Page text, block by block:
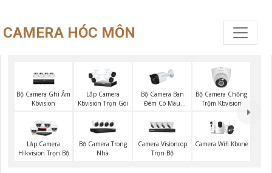
CAMERA HÓC MÔN
Bộ Camera Ghi Âm
Kbvision
Lắp Camera
Kbvision Trọn Gói
Bộ Camera Ban
Đêm Có Màu
Bộ Camera Chống
Trộm Kbvision
Lắp Camera
Hikvision Trọn Bộ
Bộ Camera Trong
Nhà
Camera Visioncop
Trọn Bộ
Camera Wifi Kbone